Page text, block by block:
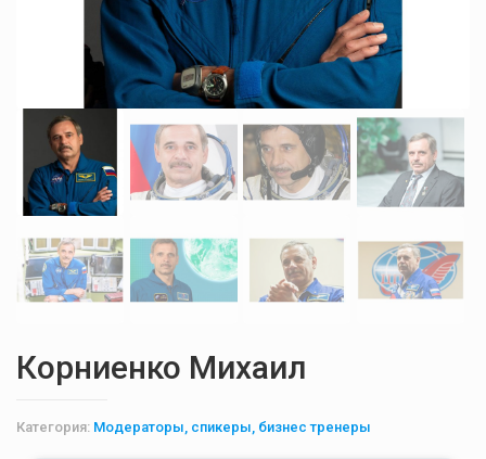
Корниенко Михаил
Категория: Модераторы, спикеры, бизнес тренеры